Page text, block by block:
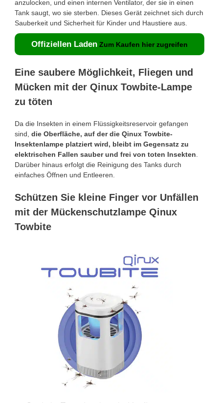
anzulocken, und einen internen Ventilator, der sie in einen
Tank saugt, wo sie sterben. Dieses Gerät zeichnet sich durch
Sauberkeit und Sicherheit für Kinder und Haustiere aus.
Offiziellen Laden Zum Kaufen hier zugreifen
Eine saubere Möglichkeit, Fliegen und
Mücken mit der Qinux Towbite-Lampe
zu töten
Da die Insekten in einem Flüssigkeitsreservoir gefangen
sind, die Oberfläche, auf der die Qinux Towbite-
Insektenlampe platziert wird, bleibt im Gegensatz zu
elektrischen Fallen sauber und frei von toten Insekten
Darüber hinaus erfolgt die Reinigung des Tanks durch
einfaches Öffnen und Entleeren.
Schützen Sie kleine Finger vor Unfällen
mit der Mückenschutzlampe Qinux
Towbite